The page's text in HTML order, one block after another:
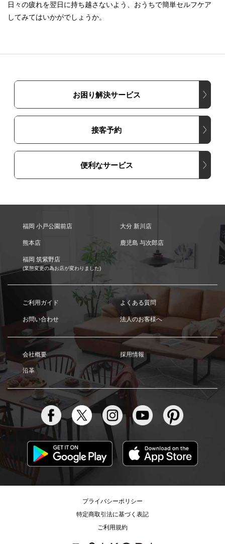
日々の疲れを翌日に持ち越さないよう、おうちで簡単セルフケア
してみてはいかがでしょうか。
お困り解決サービス
接客予約
便利なサービス
福岡 小戸公園前店 大分 新川店
熊本店 鹿児島 与次郎店
福岡 筑紫野店
(業態変更の為お店が変わりました)
ご利用ガイド よくある質問
お問い合わせ 法人のお客様へ
会社概要 採用情報
沿革
プライバシーポリシー
特定商取引法に基づく表記
ご利用規約